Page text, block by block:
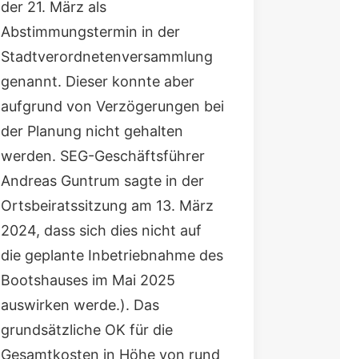
der 21. März als
Abstimmungstermin in der
Stadtverordnetenversammlung
genannt. Dieser konnte aber
aufgrund von Verzögerungen bei
der Planung nicht gehalten
werden. SEG-Geschäftsführer
Andreas Guntrum sagte in der
Ortsbeiratssitzung am 13. März
2024, dass sich dies nicht auf
die geplante Inbetriebnahme des
Bootshauses im Mai 2025
auswirken werde.). Das
grundsätzliche OK für die
Gesamtkosten in Höhe von rund